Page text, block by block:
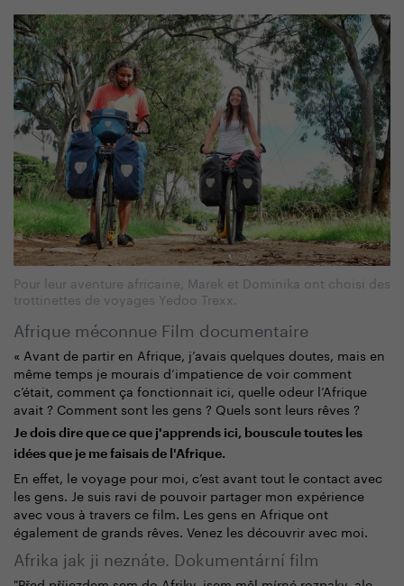
Pour leur aventure africaine, Marek et Dominika ont choisi des
trottinettes de voyages Yedoo Trexx.
Afrique méconnue Film documentaire
« Avant de partir en Afrique, j’avais quelques doutes, mais en
même temps je mourais d’impatience de voir comment
c’était, comment ça fonctionnait ici, quelle odeur l’Afrique
avait ? Comment sont les gens ? Quels sont leurs rêves ?
Je dois dire que ce que j'apprends ici, bouscule toutes les
idées que je me faisais de l'Afrique.
En effet, le voyage pour moi, c’est avant tout le contact avec
les gens. Je suis ravi de pouvoir partager mon expérience
avec vous à travers ce film. Les gens en Afrique ont
également de grands rêves. Venez les découvrir avec moi.
Afrika jak ji neznáte. Dokumentární film